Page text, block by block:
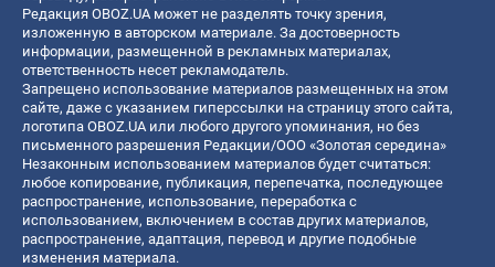
Редакция OBOZ.UA может не разделять точку зрения,
изложенную в авторском материале. За достоверность
информации, размещенной в рекламных материалах,
ответственность несет рекламодатель.
Запрещено использование материалов размещенных на этом
сайте, даже с указанием гиперссылки на страницу этого сайта,
логотипа OBOZ.UA или любого другого упоминания, но без
письменного разрешения Редакции/ООО «Золотая середина»
Незаконным использованием материалов будет считаться:
любое копирование, публикация, перепечатка, последующее
распространение, использование, переработка с
использованием, включением в состав других материалов,
распространение, адаптация, перевод и другие подобные
изменения материала.